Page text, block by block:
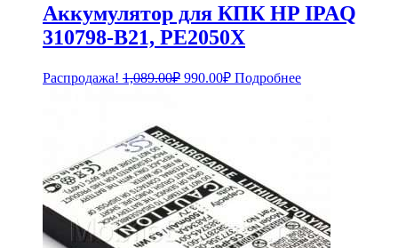
Аккумулятор для КПК HP IPAQ
310798-B21, PE2050X
Распродажа! 1,089.00₽ Первоначальная
990.00₽Текущая
цена:
Подробнее